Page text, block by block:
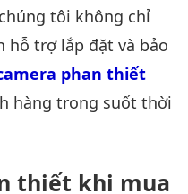
tôi không chỉ
hỗ trợ lắp đặt và bảo
phan thiết
hàng trong suốt thời
thiết khi mua